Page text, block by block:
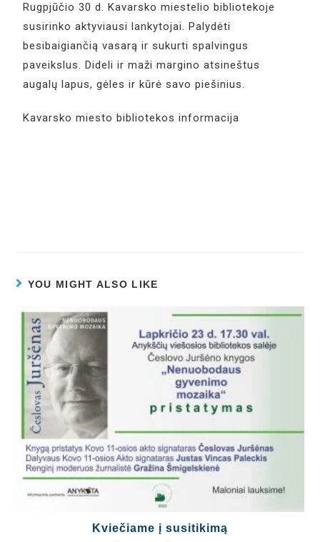
Rugpjūčio 30 d. Kavarsko miestelio bibliotekoje
susirinko aktyviausi lankytojai. Palydėti
besibaigiančią vasarą ir sukurti spalvingus
paveikslus. Dideli ir maži margino atsineštus
augalų lapus, gėles ir kūrė savo piešinius.
Kavarsko miesto bibliotekos informacija
YOU MIGHT ALSO LIKE
Kviečiame į susitikimą